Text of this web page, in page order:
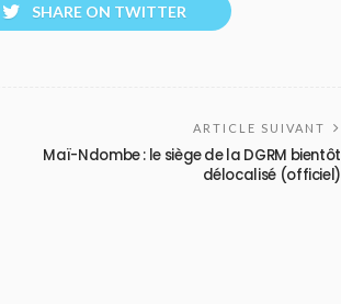
SHARE ON TWITTER
ARTICLE SUIVANT
Maï-Ndombe : le siège de la DGRM bientôt
délocalisé (officiel)